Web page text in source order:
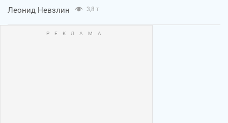
Леонид Невзлин 3,8 т.